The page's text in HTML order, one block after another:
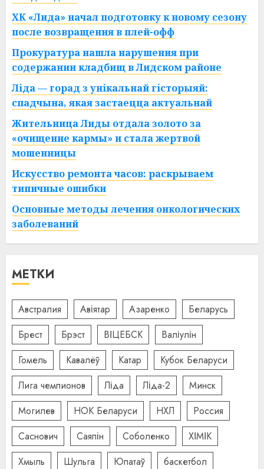
ХК «Лида» начал подготовку к новому сезону
после возвращения в плей-офф
Прокуратура нашла нарушения при
содержании кладбищ в Лидском районе
Ліда — горад з унікальнай гісторыяй:
спадчына, якая застаецца актуальнай
Жительница Лиды отдала золото за
«очищение кармы» и стала жертвой
мошенницы
Искусство ремонта часов: раскрываем
типичные ошибки
Основные методы лечения онкологических
заболеваний
МЕТКИ
Австралия Авіятар Азаренко
Беларусь
Брест
Брэст ВІЦЕБСК
Валіулін
Гомель
Кавалёў Катар
Кубок Беларуси
Лига чемпионов
Ліда Ліда-2
Минск
Могилев
НОК Беларуси НХЛ
Россия
Саснович
Саяпін Соболенко
ХІМІК
Хмыль
Шульга Юпатаў
баскетбол